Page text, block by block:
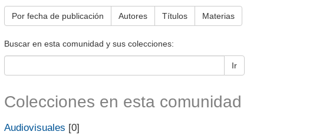
Por fecha de publicación Autores Títulos Materias
Buscar en esta comunidad y sus colecciones:
Ir
Colecciones en esta comunidad
Audiovisuales [0]